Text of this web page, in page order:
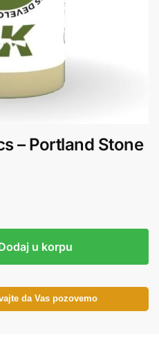
– Portland Stone
u korpu
da Vas pozovemo